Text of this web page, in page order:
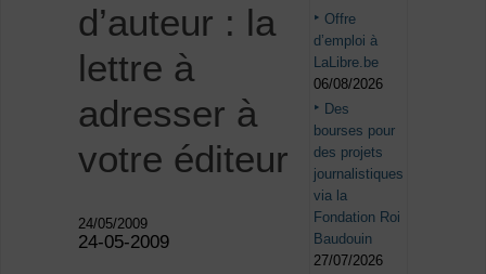
d’auteur : la
lettre à
adresser à
votre éditeur
24/05/2009
24-05-2009
Offre
d’emploi à
LaLibre.be
06/08/2026
Des
bourses pour
des projets
journalistiques
via la
Fondation Roi
Baudouin
27/07/2026